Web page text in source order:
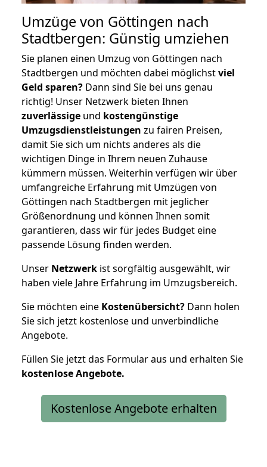
Umzüge von Göttingen nach
Stadtbergen: Günstig umziehen
Sie planen einen Umzug von Göttingen nach
Stadtbergen und möchten dabei möglichstviel
Geld sparen? Dann sind Sie bei uns genau
richtig! Unser Netzwerk bieten Ihnen
zuverlässige und kostengünstige
Umzugsdienstleistungen zu fairen Preisen,
damit Sie sich um nichts anderes als die
wichtigen Dinge in Ihrem neuen Zuhause
kümmern müssen. Weiterhin verfügen wir über
umfangreiche Erfahrung mit Umzügen von
Göttingen nach Stadtbergen mit jeglicher
Größenordnung und können Ihnen somit
garantieren, dass wir für jedes Budget eine
passende Lösung finden werden.
Unser Netzwerk ist sorgfältig ausgewählt, wir
haben viele Jahre Erfahrung im Umzugsbereich.
Sie möchten eine Kostenübersicht? Dann holen
Sie sich jetzt kostenlose und unverbindliche
Angebote.
Füllen Sie jetzt das Formular aus und erhalten Sie
kostenloseAngebote.
Kostenlose Angebote erhalten